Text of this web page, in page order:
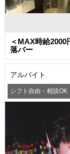
＜MAX時給
落バー
アルバイト
シフト自由・相談OK